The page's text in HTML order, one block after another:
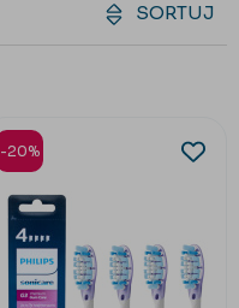
SORTUJ
-20%